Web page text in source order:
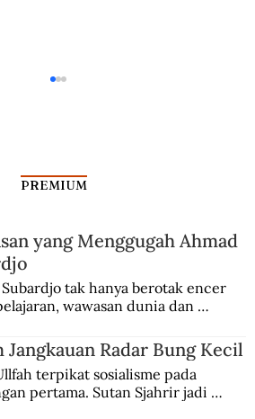
Tersangkut Korupsi
PREMIUM
yang Menggugah Ahmad
tak hanya berotak encer
wawasan dunia dan
Multatuli, hingga Sun Yat-sen.
Jangkauan Radar Bung Kecil
terpikat sosialisme pada
pertama. Sutan Sjahrir jadi